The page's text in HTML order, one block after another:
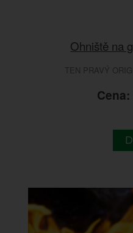
Ohniště na
TEN PRAVÝ